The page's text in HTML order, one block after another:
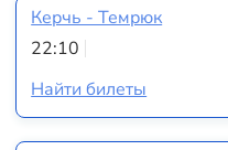
Керчь - Темрюк
22:10
Найти билеты